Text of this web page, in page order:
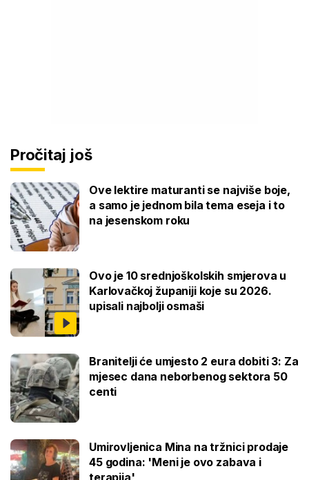
Pročitaj još
Ove lektire maturanti se najviše boje,
a samo je jednom bila tema eseja i to
na jesenskom roku
Ovo je 10 srednjoškolskih smjerova u
Karlovačkoj županiji koje su 2026.
upisali najbolji osmaši
Branitelji će umjesto 2 eura dobiti 3: Za
mjesec dana neborbenog sektora 50
centi
Umirovljenica Mina na tržnici prodaje
45 godina: 'Meni je ovo zabava i
terapija'